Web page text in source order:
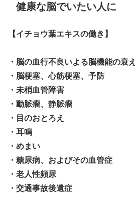
健康な脳でいたい人に
【イチョウ葉エキスの働き】
・脳の血行不良いよる脳機能の衰え
・脳梗塞、心筋梗塞、予防
・未梢血管障害
・動脈瘤、静脈瘤
・目のおとろえ
・耳鳴
・めまい
・糖尿病、およびその血管症
・老人性頻尿
・交通事故後遺症